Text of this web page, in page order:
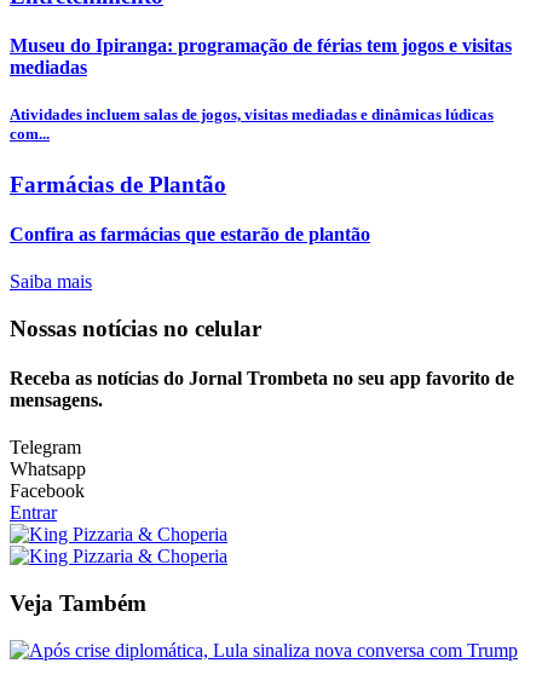
Museu do Ipiranga: programação de férias tem jogos e visitas
mediadas
Atividades incluem salas de jogos, visitas mediadas e dinâmicas lúdicas
com...
Farmácias de Plantão
Confira as farmácias que estarão de plantão
Saiba mais
Nossas notícias no celular
Receba as notícias do Jornal Trombeta no seu app favorito de
mensagens.
Telegram
Whatsapp
Facebook
Entrar
Veja Também